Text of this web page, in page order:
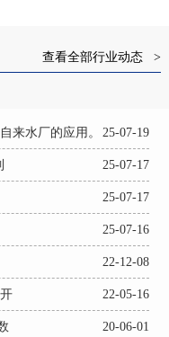
查看全部行业动态 >
来水厂的应用。 25-07-19
25-07-17
25-07-17
25-07-16
22-12-08
22-05-16
20-06-01